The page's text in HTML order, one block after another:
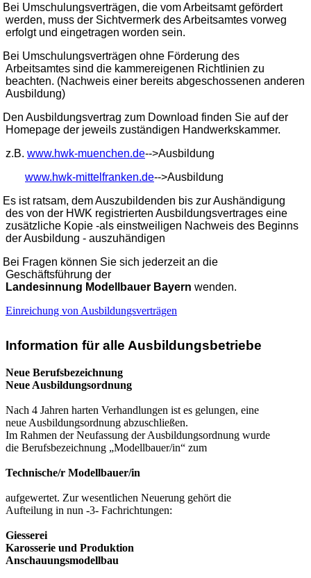
Bei Umschulungsverträgen, die vom Arbeitsamt gefördert
werden, muss der Sichtvermerk des Arbeitsamtes vorweg
erfolgt und eingetragen worden sein.
Bei Umschulungsverträgen ohne Förderung des
Arbeitsamtes sind die kammereigenen Richtlinien zu
beachten. (Nachweis einer bereits abgeschossenen anderen
Ausbildung)
Den Ausbildungsvertrag zum Download finden Sie auf der
Homepage der jeweils zuständigen Handwerkskammer.
z.B. www.hwk-muenchen.de-->Ausbildung
www.hwk-mittelfranken.de-->Ausbildung
Es ist ratsam, dem Auszubildenden bis zur Aushändigung
des von der HWK registrierten Ausbildungsvertrages eine
zusätzliche Kopie -als einstweiligen Nachweis des Beginns
der Ausbildung - auszuhändigen
Bei Fragen können Sie sich jederzeit an die
Geschäftsführung der
Landesinnung Modellbauer Bayern wenden.
Einreichung von Ausbildungsverträgen
Information für alle Ausbildungsbetriebe
Neue Berufsbezeichnung
Neue Ausbildungsordnung
Nach 4 Jahren harten Verhandlungen ist es gelungen, eine
neue Ausbildungsordnung abzuschließen.
Im Rahmen der Neufassung der Ausbildungsordnung wurde
die Berufsbezeichnung „Modellbauer/in“ zum
Technische/r Modellbauer/in
aufgewertet. Zur wesentlichen Neuerung gehört die
Aufteilung in nun -3- Fachrichtungen:
Giesserei
Karosserie und Produktion
Anschauungsmodellbau